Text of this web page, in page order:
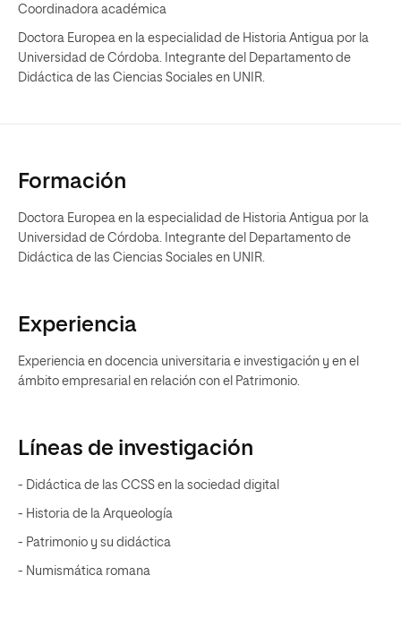
Coordinadora académica
Doctora Europea en la especialidad de Historia Antigua por la
Universidad de Córdoba. Integrante del Departamento de
Didáctica de las Ciencias Sociales en UNIR.
Formación
Doctora Europea en la especialidad de Historia Antigua por la
Universidad de Córdoba. Integrante del Departamento de
Didáctica de las Ciencias Sociales en UNIR.
Experiencia
Experiencia en docencia universitaria e investigación y en el
ámbito empresarial en relación con el Patrimonio.
Líneas de investigación
- Didáctica de las CCSS en la sociedad digital
- Historia de la Arqueología
- Patrimonio y su didáctica
- Numismática romana